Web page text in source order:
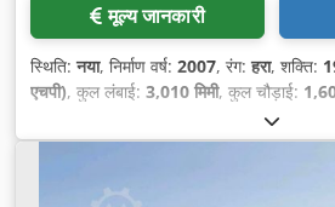
मूल्य जानकारी
स्थिति:नया, निर्माण वर्ष: 2007, रंग:हरा, शक्ति:
एचपी), कुल लंबाई: 3,010 मिमी, कुल चौड़ाई: